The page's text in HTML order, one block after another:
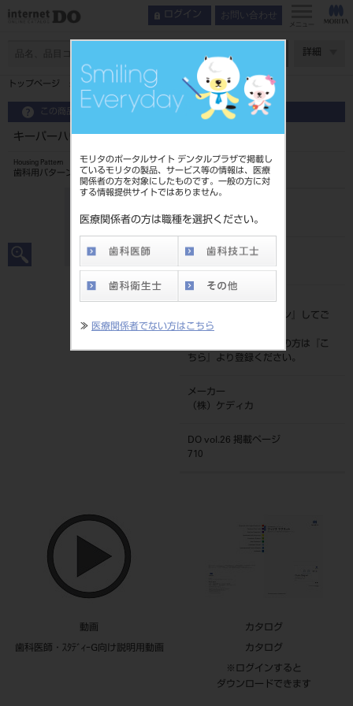
モリタのポータルサイト デンタルプラザで掲載し
ているモリタの製品、サービス等の情報は、医療
関係者の方を対象にしたものです。一般の方に対
する情報提供サイトではありません。
医療関係者の方は職種を選択ください。
≫ 医療関係者でない方はこちら
ログイン お問い合わせ
メニュー
詳細
トップページ キーパーハウジングパターン DB用 5入 4513
この商品に関するお問い合わせ
キーパーハウジングパターン DB用 5入 4513
Housing Pattern
歯科用パターン成形品
20235050545
JAN/EANコード
標準価格
ログイン
』してご
覧ください。
ネット会員登録がまだの方は『
こ
ちら
』より登録ください。
メーカー
（株）ケディカ
DO vol.26 掲載ページ
710
動画
歯科医師・ｽﾀﾃﾞｨｰG向け説明用動画
カタログ
カタログ
※ログインすると
ダウンロードできます